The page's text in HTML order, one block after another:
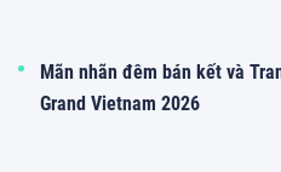
Mãn nhãn đêm bán kết và
Grand Vietnam 2026